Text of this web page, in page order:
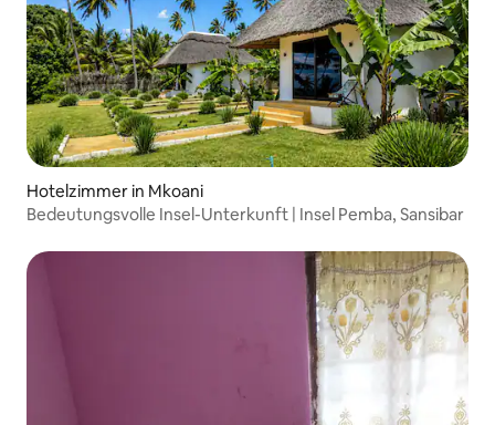
Hotelzimmer in Mkoani
Bedeutungsvolle Insel-Unterkunft | Insel Pemba, Sansibar